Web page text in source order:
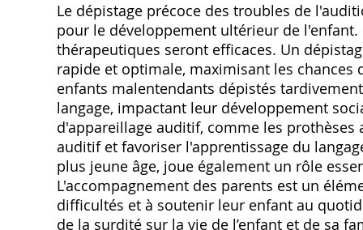
Le dépistage précoce des troubles de
pour le développement ultérieur de
thérapeutiques seront efficaces. Un
rapide et optimale, maximisant les
enfants malentendants dépistés
langage, impactant leur développement
d'appareillage auditif, comme les
auditif et favoriser l'apprentissage du
plus jeune âge, joue également un rôle
L'accompagnement des parents est un
difficultés et à soutenir leur enfant au
de la surdité sur la vie de l’enfant et de sa